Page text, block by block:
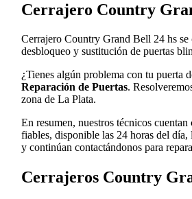
Cerrajero Country
Cerrajero Country Grand Bell 24 hs se
desbloqueo y sustitución de puertas
¿Tienes algún problema con tu puerta
Reparación de Puertas.
zona de La Plata.
En resumen, nuestros técnicos
fiables, disponible las 24 horas del
y continúan contactándonos para
Cerrajeros Country